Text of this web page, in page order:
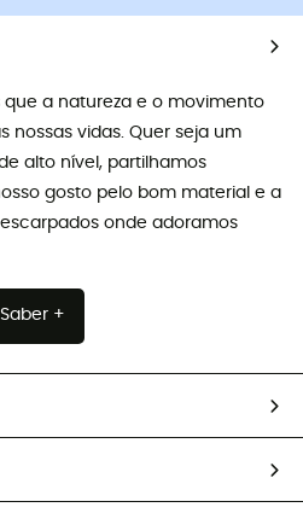
que a natureza e o movimento
nossas vidas. Quer seja um
alto nível, partilhamos
gosto pelo bom material e a
onde adoramos
Saber +